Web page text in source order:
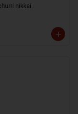
nikkei.